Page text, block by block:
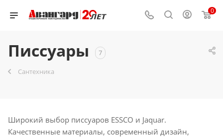
0
Писсуары 7
Сантехника
Широкий выбор писсуаров ESSCO и Jaquar.
Качественные материалы, современный дизайн,